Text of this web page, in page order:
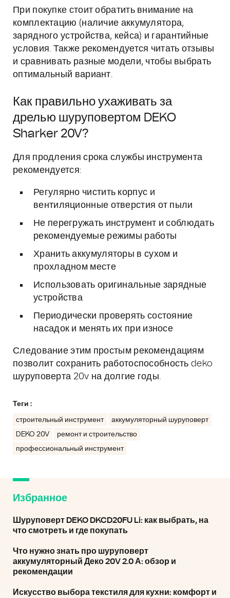
При покупке стоит обратить внимание на
комплектацию (наличие аккумулятора,
зарядного устройства, кейса) и гарантийные
условия. Также рекомендуется читать отзывы
и сравнивать разные модели, чтобы выбрать
оптимальный вариант.
Как правильно ухаживать за
дрелью шуруповертом DEKO
Sharker 20V?
Для продления срока службы инструмента
рекомендуется:
Регулярно чистить корпус и
вентиляционные отверстия от пыли
Не перегружать инструмент и соблюдать
рекомендуемые режимы работы
Хранить аккумуляторы в сухом и
прохладном месте
Использовать оригинальные зарядные
устройства
Периодически проверять состояние
насадок и менять их при износе
Следование этим простым рекомендациям
позволит сохранить работоспособность deko
шуруповерта 20v на долгие годы.
Теги :
строительный инструмент
аккумуляторный шуруповерт
DEKO 20V
ремонт и строительство
профессиональный инструмент
Избранное
Шуруповерт DEKO DKCD20FU Li: как выбрать, на
что смотреть и где покупать
Что нужно знать про шуруповерт
аккумуляторный Деко 20V 2.0 А: обзор и
рекомендации
Искусство выбора текстиля для кухни: комфорт и